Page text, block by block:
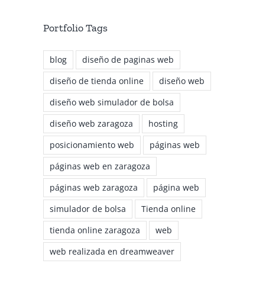
Portfolio Tags
blog
diseño de paginas web
diseño de tienda online
diseño web
diseño web simulador de bolsa
diseño web zaragoza
hosting
posicionamiento web
páginas web
páginas web en zaragoza
páginas web zaragoza
página web
simulador de bolsa
Tienda online
tienda online zaragoza
web
web realizada en dreamweaver